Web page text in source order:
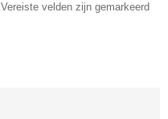
Vereiste velden zijn gemarkeerd